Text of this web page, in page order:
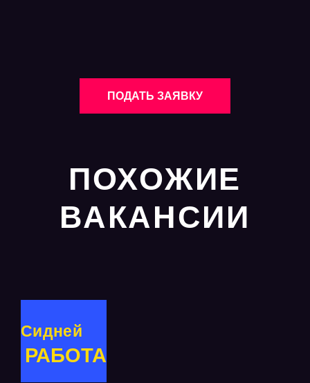
ПОДАТЬ ЗАЯВКУ
ПОХОЖИЕ
ВАКАНСИИ
Сидней
РАБОТА